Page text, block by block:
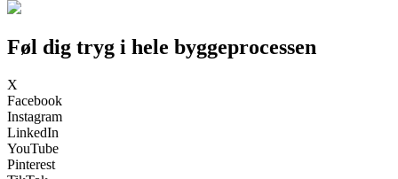
Føl dig tryg i hele byggeprocessen
X
Facebook
Instagram
LinkedIn
YouTube
Pinterest